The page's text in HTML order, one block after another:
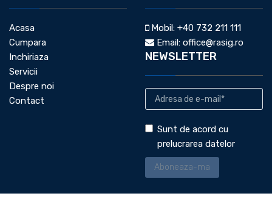
Acasa
Cumpara
Inchiriaza
Servicii
Despre noi
Contact
Mobil: +40 732 211 111
Email: office@rasig.ro
NEWSLETTER
Sunt de acord cu
prelucrarea datelor